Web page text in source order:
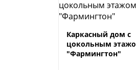
Каркасный дом с
цокольным
"Фармингтон"